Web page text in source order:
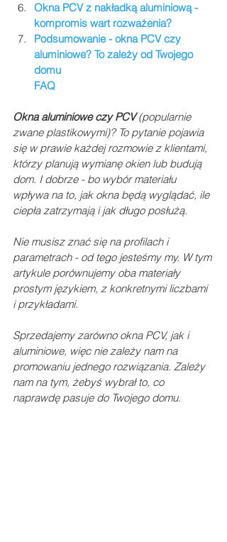
Okna PCV z nakładką aluminiową -
kompromis wart rozważenia?
Podsumowanie - okna PCV czy
aluminiowe? To zależy od Twojego
domu
FAQ
Okna aluminiowe czy PCV (popularnie
zwane plastikowymi)? To pytanie pojawia
się w prawie każdej rozmowie z klientami,
którzy planują wymianę okien lub budują
dom. I dobrze - bo wybór materiału
wpływa na to, jak okna będą wyglądać, ile
ciepła zatrzymają i jak długo posłużą.
Nie musisz znać się na profilach i
parametrach - od tego jesteśmy my. W tym
artykule porównujemy oba materiały
prostym językiem, z konkretnymi liczbami
i przykładami.
Sprzedajemy zarówno okna PCV, jak i
aluminiowe, więc nie zależy nam na
promowaniu jednego rozwiązania. Zależy
nam na tym, żebyś wybrał to, co
naprawdę pasuje do Twojego domu.